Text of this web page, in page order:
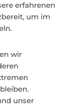
erfahrenen
um im
wir
unser